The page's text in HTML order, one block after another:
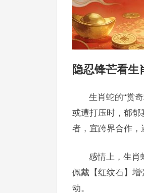
隐忍锋芒看生
生肖蛇的“赏
或遭打压时，郁郁
者，宜跨界合作，
感情上，生肖
佩戴【红纹石】增
动。